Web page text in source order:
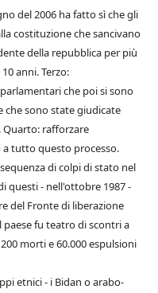
del 2006 ha fatto sì che gli
costituzione che sancivano
della repubblica per più
anni. Terzo:
che poi si sono
che sono state giudicate
rafforzare
tutto questo processo.
di colpi di stato nel
questi - nell'ottobre 1987 -
del Fronte di liberazione
paese fu teatro di scontri a
morti e 60.000 espulsioni
etnici - i Bidan o arabo-